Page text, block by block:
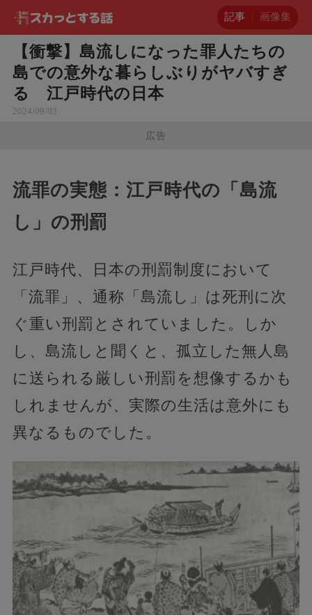
記事 画像集
【衝撃】島流しになった罪人たちの
島での意外な暮らしぶりがヤバすぎ
る 江戸時代の日本
2024/09/03
広告
流罪の実態：江戸時代の「島流
し」の刑罰
江戸時代、日本の刑罰制度において
「流罪」、通称「島流し」は死刑に次
ぐ重い刑罰とされていました。しか
し、島流しと聞くと、孤立した無人島
に送られる厳しい刑罰を想像するかも
しれませんが、実際の生活は意外にも
異なるものでした。